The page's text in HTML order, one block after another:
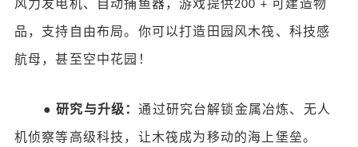
风力发电机、自动捕鱼器，游戏提供200 + 可建造物
品，支持自由布局。你可以打造田园风木筏、科技感
航母，甚至空中花园！
● 研究与升级：通过研究台解锁金属冶炼、无人
机侦察等高级科技，让木筏成为移动的海上堡垒。